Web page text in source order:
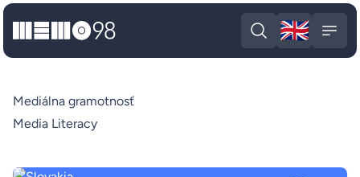
MEMO98
Open search
🇬🇧
Mediálna gramotnosť
Media Literacy